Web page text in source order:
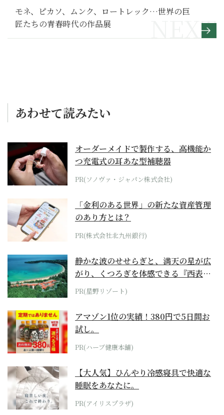
モネ、ピカソ、ムンク、ロートレック…世界の巨
匠たちの青春時代の作品展
あわせて読みたい
オーダーメイドで製作する、高機能か
つ充電式の耳あな型補聴器
PR(ソノヴァ・ジャパン株式会社)
「金利のある世界」の新たな資産管理
のあり方とは？
PR(株式会社北九州銀行)
静かな波のせせらぎと、満天の星が広
がり、くつろぎを体感できる『西表島
ホテル by...
PR(星野リゾート)
アマゾン1位の実績！380円で5日間お
試し。
PR(ハーブ健康本舗)
【大人気】ひんやり冷感寝具で快適な
睡眠をあなたに。
PR(アイリスプラザ)